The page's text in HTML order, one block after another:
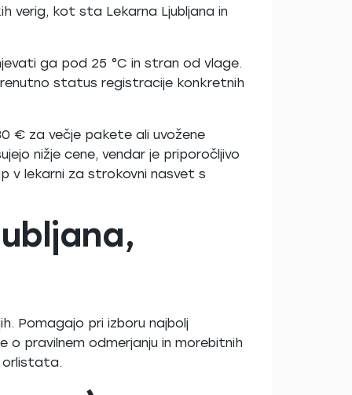
verig, kot sta Lekarna Ljubljana in
ga pod 25 °C in stran od vlage.
status registracije konkretnih
€ za večje pakete ali uvožene
nižje cene, vendar je priporočljivo
v lekarni za strokovni nasvet s
Pomagajo pri izboru najbolj
pravilnem odmerjanju in morebitnih
orlistata.